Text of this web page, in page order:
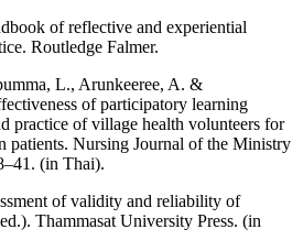
of reflective and experiential
Routledge Falmer.
L., Arunkeeree, A. &
of participatory learning
practice of village health volunteers for
patients. Nursing Journal of the Ministry
(in Thai).
of validity and reliability of
Thammasat University Press. (in